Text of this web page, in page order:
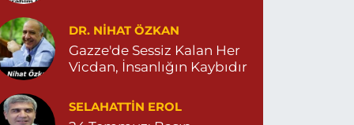
0 (482) 312 29 20
Menal Eczanesi
EYYUBİ MAHALLE LOZAN CADDE
0 (482) 415 15 01
DR. NIHAT ÖZKAN
Gazze'de Sessiz Kalan Her
Vicdan, İnsanlığın Kaybıdır
SELAHATTIN EROL